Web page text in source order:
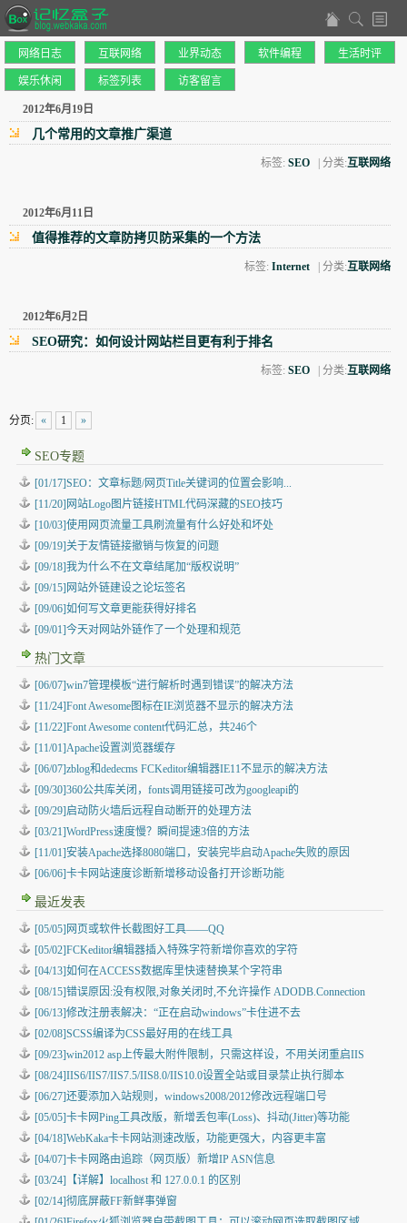
网络日志 互联网络 业界动态 软件编程 生活时评
娱乐休闲 标签列表 访客留言
2012年6月19日
几个常用的文章推广渠道
标签:SEO | 分类:互联网络
2012年6月11日
值得推荐的文章防拷贝防采集的一个方法
标签:Internet | 分类:互联网络
2012年6月2日
SEO研究：如何设计网站栏目更有利于排名
标签:SEO | 分类:互联网络
分页: « 1 »
SEO专题
[01/17]SEO：文章标题/网页Title关键词的位置会影响...
[11/20]网站Logo图片链接HTML代码深藏的SEO技巧
[10/03]使用网页流量工具刷流量有什么好处和坏处
[09/19]关于友情链接撤销与恢复的问题
[09/18]我为什么不在文章结尾加“版权说明”
[09/15]网站外链建设之论坛签名
[09/06]如何写文章更能获得好排名
[09/01]今天对网站外链作了一个处理和规范
热门文章
[06/07]win7管理模板“进行解析时遇到错误”的解决方法
[11/24]Font Awesome图标在IE浏览器不显示的解决方法
[11/22]Font Awesome content代码汇总，共246个
[11/01]Apache设置浏览器缓存
[06/07]zblog和dedecms FCKeditor编辑器IE11不显示的解决方法
[09/30]360公共库关闭，fonts调用链接可改为googleapi的
[09/29]启动防火墙后远程自动断开的处理方法
[03/21]WordPress速度慢？瞬间提速3倍的方法
[11/01]安装Apache选择8080端口，安装完毕启动Apache失败的原因
[06/06]卡卡网站速度诊断新增移动设备打开诊断功能
最近发表
[05/05] 网页或软件长截图好工具——QQ
[05/02]FCKeditor编辑器插入特殊字符新增你喜欢的字符
[04/13]如何在ACCESS数据库里快速替换某个字符串
[08/15]错误原因:没有权限,对象关闭时,不允许操作 ADODB.Connection
[06/13]修改注册表解决：“正在启动windows”卡住进不去
[02/08]SCSS编译为CSS最好用的在线工具
[09/23]win2012 asp上传最大附件限制，只需这样设，不用关闭重启IIS
[08/24]IIS6/IIS7/IIS7.5/IIS8.0/IIS10.0设置全站或目录禁止执行脚本
[06/27]还要添加入站规则，windows2008/2012修改远程端口号
[05/05]卡卡网Ping工具改版，新增丢包率(Loss)、抖动(Jitter)等功能
[04/18]WebKaka卡卡网站测速改版，功能更强大，内容更丰富
[04/07]卡卡网路由追踪（网页版）新增IP ASN信息
[03/24] 【详解】localhost 和 127.0.0.1 的区别
[02/14]彻底屏蔽FF新鲜事弹窗